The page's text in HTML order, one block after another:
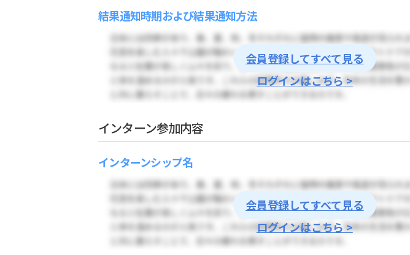
結果通知時期および結果通知方法
会員登録してすべて見る
ログインはこちら >
インターン参加内容
インターンシップ名
会員登録してすべて見る
ログインはこちら >